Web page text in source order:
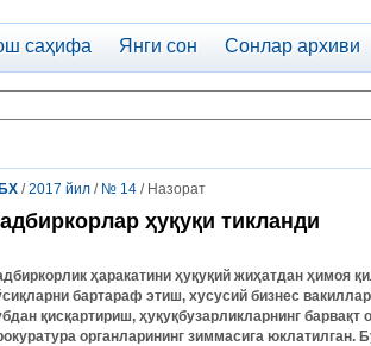
саҳифа Янги сон Сонлар архиви
/2017 йил / № 14 / Назорат
ҳуқуқи тикланди
ҳаракатини ҳуқуқий жиҳатдан ҳимоя
бартараф этиш, хусусий бизнес
қисқартириш, ҳуқуқбузарликларнинг
органларининг зиммасига